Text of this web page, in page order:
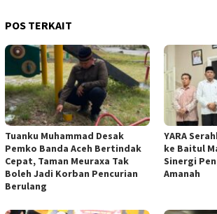
POS TERKAIT
Tuanku Muhammad Desak
Pemko Banda Aceh Bertindak
Cepat, Taman Meuraxa Tak
Boleh Jadi Korban Pencurian
Berulang
YARA
ke Baitul
Sinergi
Amanah